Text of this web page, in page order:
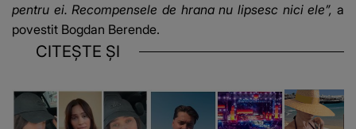
pentru ei. Recompensele de hrana nu lipsesc nici ele”, a
povestit Bogdan Berende.
CITEȘTE ȘI